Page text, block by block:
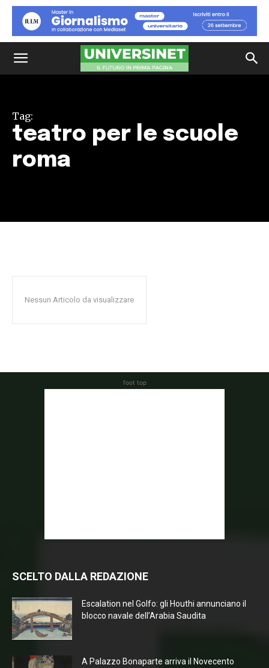
Tag:
teatro per le scuole
roma
Nessun Articolo da visualizzare
foot top
SCELTO DALLA REDAZIONE
Escalation nel Golfo: gli Houthi annunciano il
blocco navale dell’Arabia Saudita
A Palazzo Bonaparte arriva il Novecento